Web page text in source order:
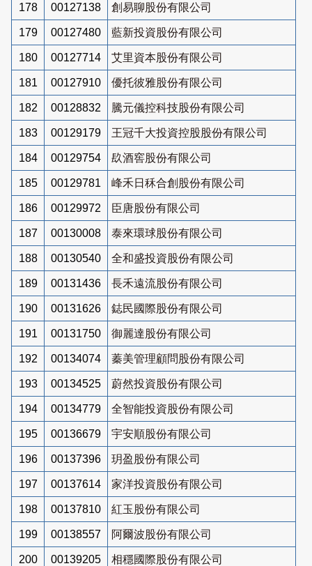
178 00127138 創易聊股份有限公司
179 00127480 藍新投資股份有限公司
180 00127714 艾里資本股份有限公司
181 00127910 優托彼雅股份有限公司
182 00128832 騰元儀控科技股份有限公司
183 00129179 王冠千大投資控股股份有限公司
184 00129754 镹酒窖股份有限公司
185 00129781 峰禾日秝合創股份有限公司
186 00129972 臣唐股份有限公司
187 00130008 泰來環球股份有限公司
188 00130540 全和盛投資股份有限公司
189 00131436 長禾遠流股份有限公司
190 00131626 鋕民國際股份有限公司
191 00131750 御麗達股份有限公司
192 00134074 蓁美管理顧問股份有限公司
193 00134525 蔚然投資股份有限公司
194 00134779 全智能投資股份有限公司
195 00136679 宇安順股份有限公司
196 00137396 玥盈股份有限公司
197 00137614 家洋投資股份有限公司
198 00137810 紅玉股份有限公司
199 00138557 阿爾波股份有限公司
200 00139205
相穩國際股份有限公司